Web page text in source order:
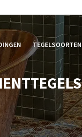
TEGELSOORTEN